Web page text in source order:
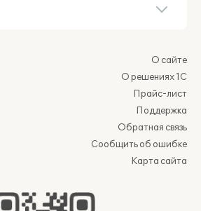
О сайте
О решениях 1С
Прайс-лист
Поддержка
Обратная связь
Сообщить об ошибке
Карта сайта